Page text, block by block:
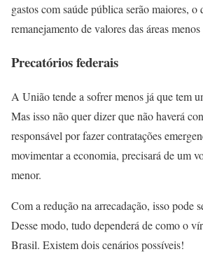
gastos com saúde pública serão maiores, o
remanejamento de valores das áreas
Precatórios federais
A União tende a sofrer menos já que tem
Mas isso não quer dizer que não haverá
responsável por fazer contratações
movimentar a economia, precisará de um
menor.
Com a redução na arrecadação, isso pode
Desse modo, tudo dependerá de como o
Brasil. Existem dois cenários possíveis!